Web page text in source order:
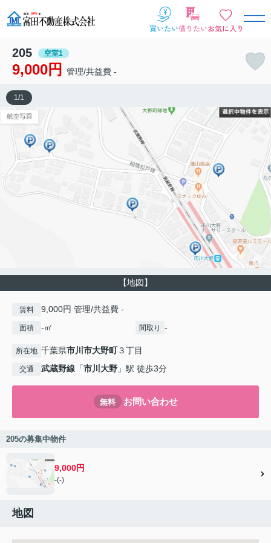
205 空室1
9,000円 管理/共益費 -
【地図】
1/1
賃料 9,000円 管理/共益費 -
面積 -㎡ 間取り -
所在地 千葉県市川市大野町３丁目
交通 武蔵野線 「市川大野 」駅 徒歩3分
無料 お問い合わせ
205の募集中物件
9,000円
-(-)
地図